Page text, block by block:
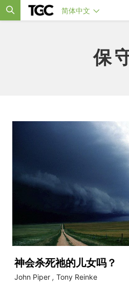
简体中文
保
神会杀死祂的儿女吗？
John Piper , Tony Reinke